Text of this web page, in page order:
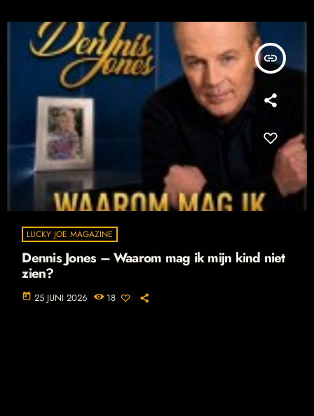
insert_link
LUCKY JOE MAGAZINE
Dennis Jones – Waarom mag ik mijn kind niet
zien?
today 25 JUNI 2026 18